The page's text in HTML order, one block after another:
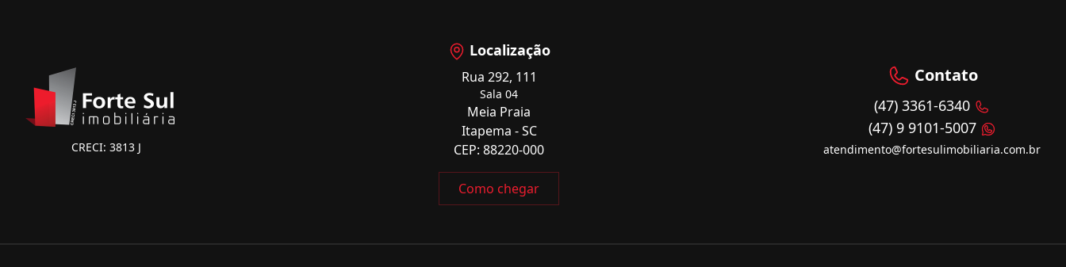
CRECI: 3813 J
Localização
Rua 292, 111
Sala 04
Meia Praia
Itapema - SC
CEP: 88220-000
Como chegar
Contato
(47) 3361-6340
(47) 9 9101-5007
atendimento@fortesulimobiliaria.com.br